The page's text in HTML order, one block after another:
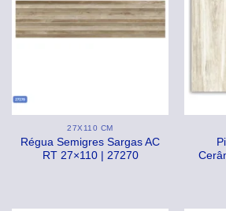
27X110 CM
Régua Semigres Sargas AC
RT 27×110 | 27270